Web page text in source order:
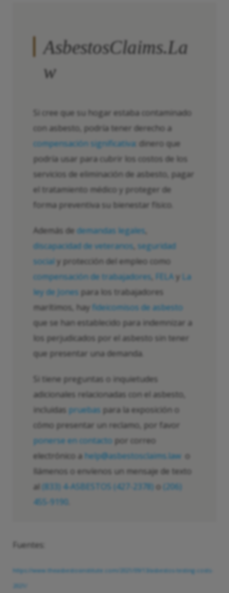
AsbestosClaims.La
w
Si cree que su hogar estaba contaminado
con asbesto, podría tener derecho a
compensación significativa: dinero que
podría usar para cubrir los costos de los
servicios de eliminación de asbesto, pagar
el tratamiento médico y proteger de
forma preventiva su bienestar físico.
Además de demandas legales
discapacidad de veteranos seguridad
social y protección del empleo como
compensación de trabajadores
FELA y La
ley de Jones para los trabajadores
marítimos, hay fideicomisos de asbesto
que se han establecido para indemnizar a
los perjudicados por el asbesto sin tener
que presentar una demanda.
Si tiene preguntas o inquietudes
adicionales relacionadas con el asbesto,
incluidas pruebas para la exposición o
cómo presentar un reclamo, por favor
ponerse en contacto por correo
electrónico a help@asbestosclaims.law
llámenos o envíenos un mensaje de texto
al (833) 4-ASBESTOS (427-2378)
(206)
455-9190
Fuentes:
https://www.theasbestosinstitute.com/2021/09/13/asbestos-testing-costs-